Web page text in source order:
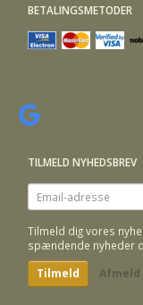
BETALINGSMETODER
TILMELD NYHEDSBREV
Email-
adresse
Tilmeld dig vores
spændende nyheder
Tilmeld Afmeld